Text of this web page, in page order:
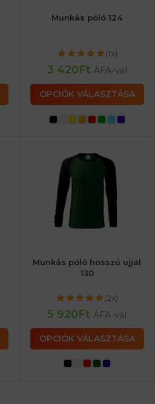
Munkás póló 124
(1x)
3 420Ft ÁFA-val
OPCIÓK VÁLASZTÁSA
Munkás póló hosszú ujjal
130
(2x)
5 920Ft ÁFA-val
OPCIÓK VÁLASZTÁSA